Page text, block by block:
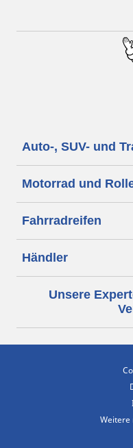
Auto-, SUV- und
Motorrad und
Fahrradreifen
Händler
Unsere
Weitere